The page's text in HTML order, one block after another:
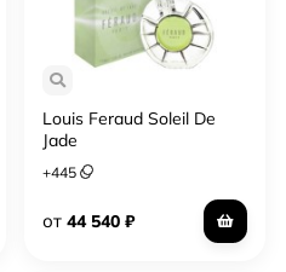
Louis Feraud Soleil De
Jade
+445
от 44 540 ₽